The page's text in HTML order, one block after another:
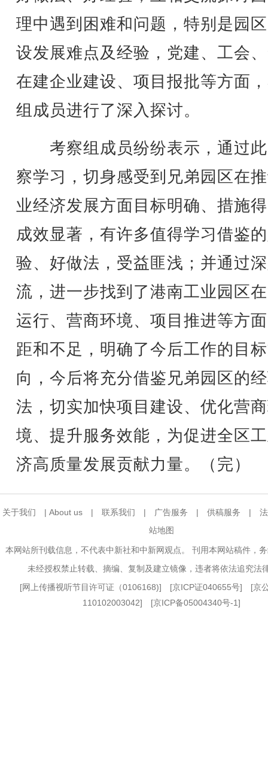
理中遇到困难和问题，特别是园
设发展难点及经验，党建、工会
在建企业建设、项目报批等方面
组成员进行了深入探讨。
考察组成员纷纷表示，通过
察学习，切身感受到兄弟园区在
业经济发展方面目标明确、措施
成效显著，有许多值得学习借鉴
验、好做法，受益匪浅；并通过
流，进一步找到了港南工业园区
运行、营商环境、项目推进等方
距和不足，明确了今后工作的目
向，今后将充分借鉴兄弟园区的
法，切实加快项目建设、优化营
境、提升服务效能，为促进全区
济高质量发展贡献力量。（完）
关于我们 | About us | 联系我们 | 广告服务 | 供稿服务 |
站地图
本网站所刊载信息，不代表中新社和中新网观点。 刊用本网站稿件，
未经授权禁止转载、摘编、复制及建立镜像，违者将依法追究法
[网上传播视听节目许可证（0106168)] [京ICP证040655号] [京
110102003042] [京ICP备05004340号-1]